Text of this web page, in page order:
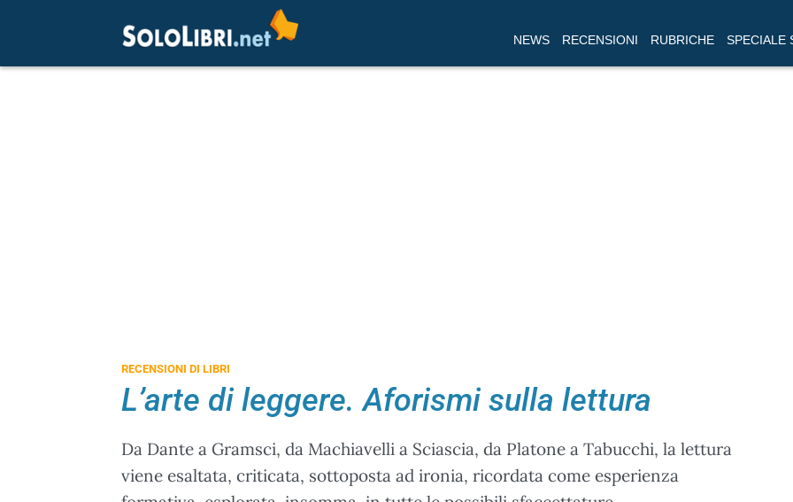
NEWS RECENSIONI RUBRICHE SPECIALE
RECENSIONI DI LIBRI
L’arte di leggere. Aforismi sulla lettura
Da Dante a Gramsci, da Machiavelli a Sciascia, da Platone a Tabucchi, la lettura
viene esaltata, criticata, sottoposta ad ironia, ricordata come esperienza